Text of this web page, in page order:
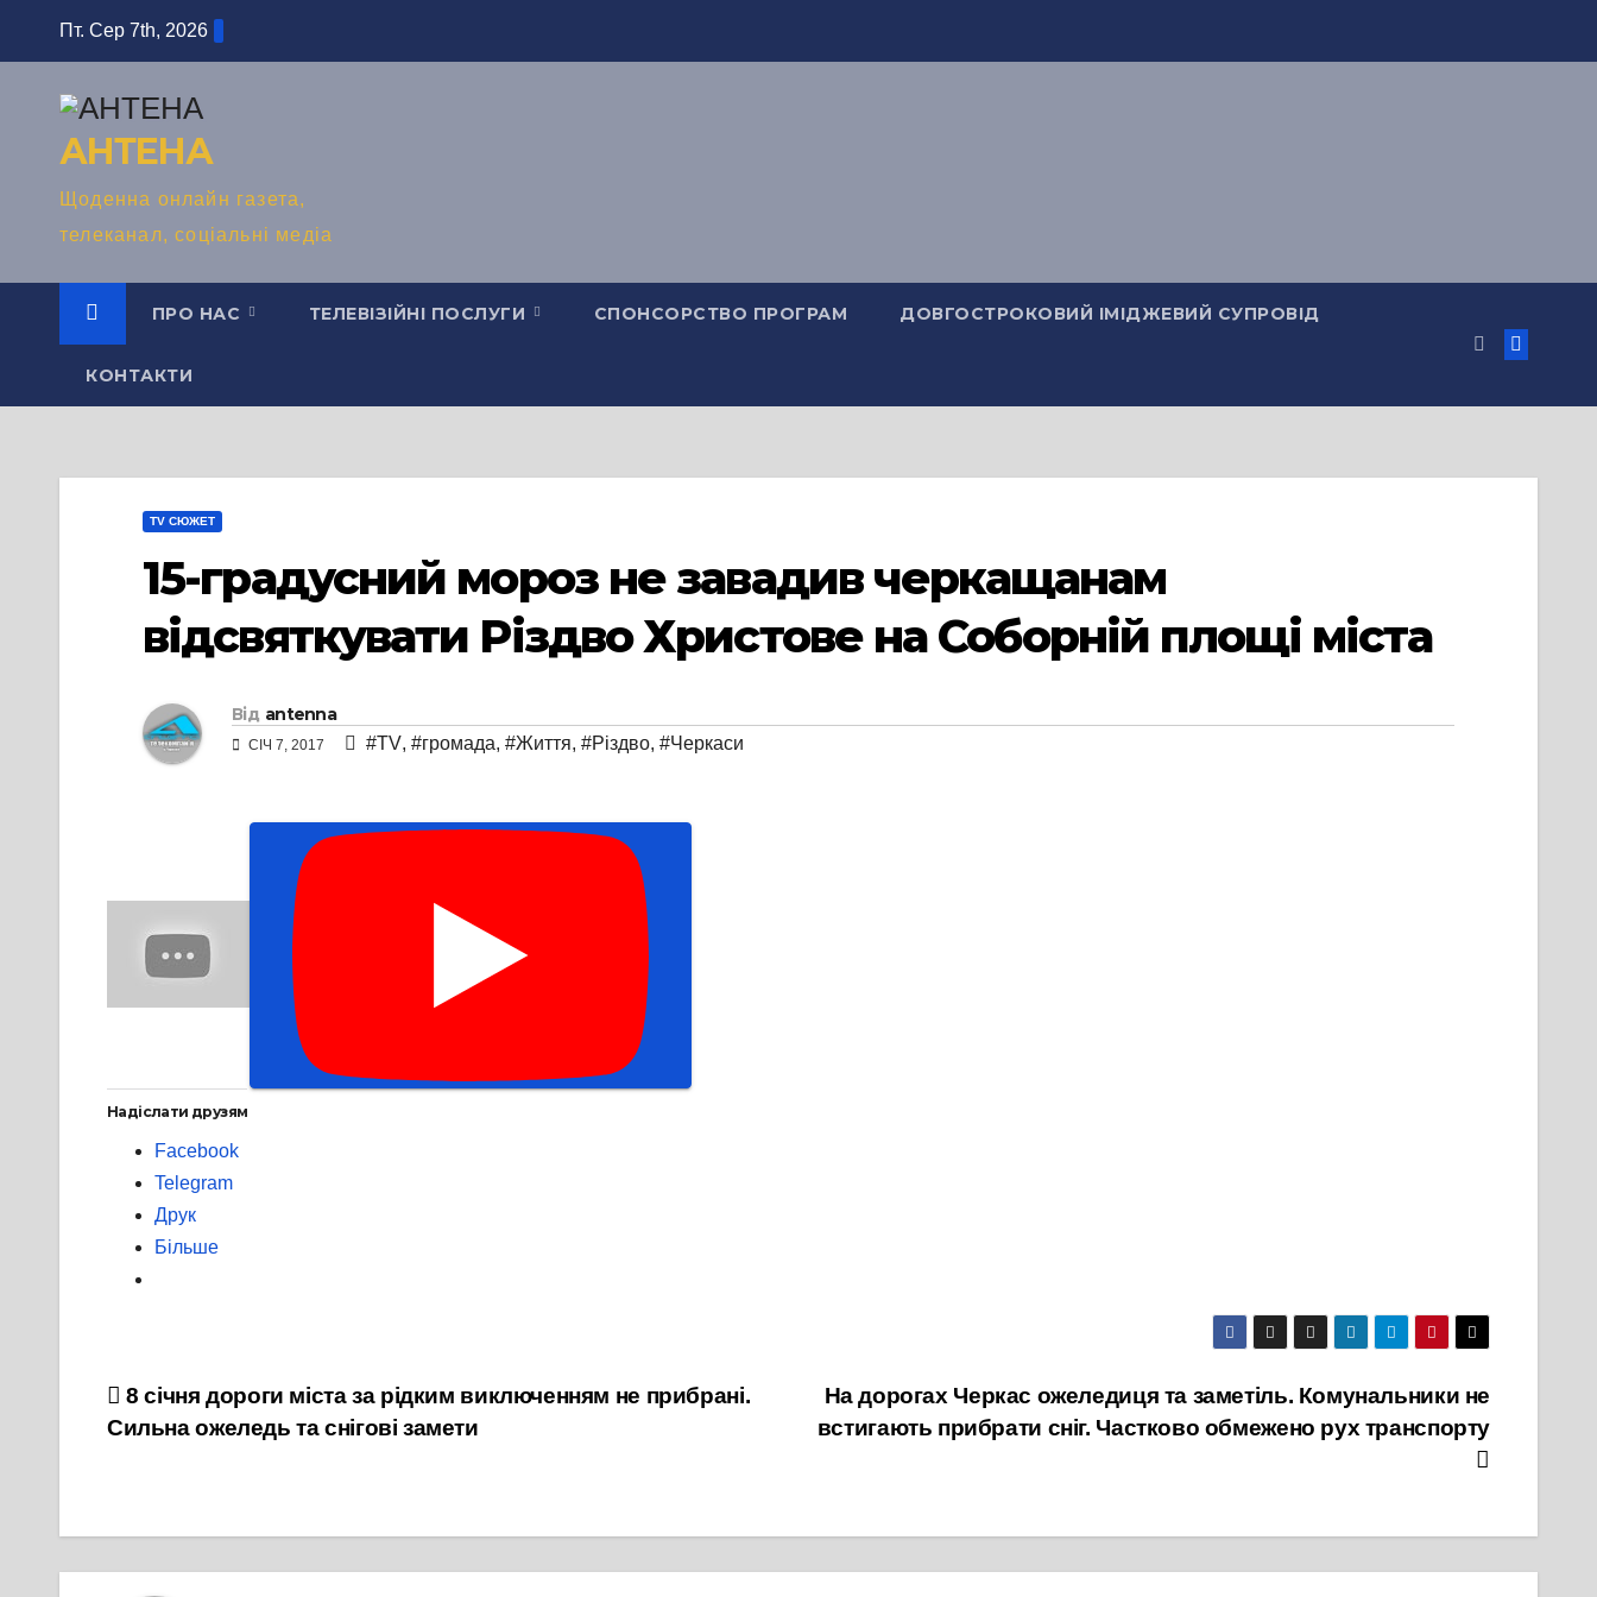
Пт. Сер 7th, 2026
АНТЕНА
Щоденна онлайн газета,
телеканал, соціальні медіа
ПРО НАС ТЕЛЕВІЗІЙНІ ПОСЛУГИ СПОНСОРСТВО ПРОГРАМ ДОВГОСТРОКОВИЙ ІМІДЖЕВИЙ СУПРОВІД
КОНТАКТИ
TV СЮЖЕТ
15-градусний мороз не завадив черкащанам
відсвяткувати Різдво Христове на Соборній площі міста
Від antenna
СІЧ 7, 2017 #TV, #громада, #Життя, #Різдво, #Черкаси
Надіслати друзям
Facebook
Telegram
Друк
Більше
Навігація
На дорогах Черкас ожеледиця та заметіль. Комунальники не
встигають прибрати сніг. Частково обмежено рух транспорту
8 січня дороги міста за рідким виключенням не прибрані.
Сильна ожеледь та снігові замети